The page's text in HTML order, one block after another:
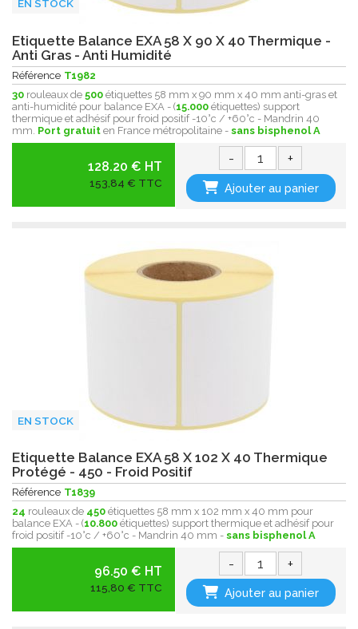
EN STOCK
Etiquette Balance EXA 58 X 90 X 40 Thermique -
Anti Gras - Anti Humidité
Référence T1982
30 rouleaux de 500 étiquettes 58 mm x 90 mm x 40 mm anti-gras et
anti-humidité pour balance EXA - (15.000 étiquettes) support
thermique et adhésif pour froid positif -10°c / +60°c - Mandrin 40
mm. Port gratuit en France métropolitaine - sans bisphenol A
128.20 € HT
153,84 € TTC
- +
Ajouter au panier
EN STOCK
Etiquette Balance EXA 58 X 102 X 40 Thermique
Protégé - 450 - Froid Positif
Référence T1839
24 rouleaux de 450 étiquettes 58 mm x 102 mm x 40 mm pour
balance EXA - (10.800 étiquettes) support thermique et adhésif pour
froid positif -10°c / +60°c - Mandrin 40 mm - sans bisphenol A
96.50 € HT
115,80 € TTC
- +
Ajouter au panier